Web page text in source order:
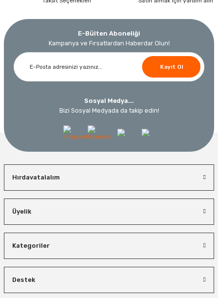
E-Bülten Aboneliği
Kampanya ve Fırsatlardan Haberdar Olun!
Kayıt Ol
Sosyal Medya...
Bizi Sosyal Medyada da takip edin!
Hırdavatalalım
Üyelik
Kategoriler
Destek